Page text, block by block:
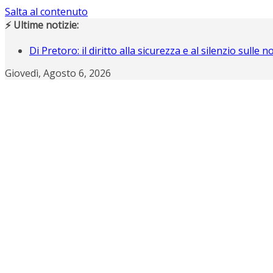
Salta al contenuto
⚡ Ultime notizie:
Di Pretoro: il diritto alla sicurezza e al silenzio sulle
Operazione Nostalgia svela i protagonisti del raduno
Giovedì, Agosto 6, 2026